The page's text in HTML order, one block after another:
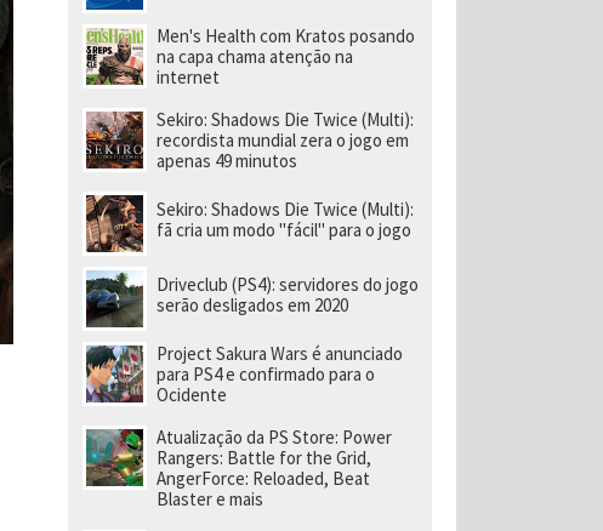
Men's Health com Kratos posando
na capa chama atenção na
internet
Sekiro: Shadows Die Twice (Multi):
recordista mundial zera o jogo em
apenas 49 minutos
Sekiro: Shadows Die Twice (Multi):
fã cria um modo "fácil" para o jogo
Driveclub (PS4): servidores do jogo
serão desligados em 2020
Project Sakura Wars é anunciado
para PS4 e confirmado para o
Ocidente
Atualização da PS Store: Power
Rangers: Battle for the Grid,
AngerForce: Reloaded, Beat
Blaster e mais